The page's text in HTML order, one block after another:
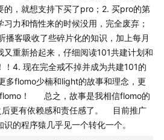
的，就想支持下买了pro；2. 买pro的第
力和惰性来的时候没用，完全废弃；
播客吸收了些碎片化的知识，加上每月
又重新拾起来，仔细阅读101共建计划和
！4. 现在完全戒不掉并成为共建101的
多flomo少楠和light的故事和理念，更
！ 总之，故事是我相信flomo的
后更有依赖感和责任感了。 目前推广
的程序猿几乎见一个转化一个。